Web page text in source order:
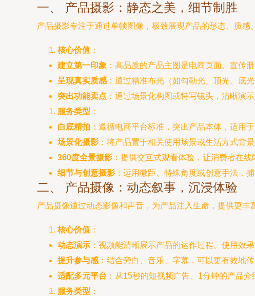
一、 产品摄影：静态之美，细节制胜
产品摄影专注于通过单帧图像，极致展现产品的形态、质感
核心价值 ：
建立第一印象 ：高品质的产品主图是电商页面、宣传
呈现真实质感 ：通过精准布光（如勾勒光、顶光、底
突出功能卖点 ：通过场景化构图或特写镜头，清晰演
服务类型 ：
白底精拍 ：遵循电商平台标准，突出产品本体，适用
场景化摄影 ：将产品置于相关使用场景或生活方式背
360度全景摄影 ：提供交互式观看体验，让消费者在
细节与创意摄影 ：运用微距、特殊角度或创意手法，
二、 产品摄像：动态叙事，沉浸体验
产品摄像通过动态影像和声音，为产品注入生命，提供更丰
核心价值 ：
动态演示 ：视频能清晰展示产品的运作过程、使用效
提升参与感 ：结合旁白、音乐、字幕，可以更有效地
适配多元平台 ：从15秒的短视频广告、1分钟的产品
服务类型 ：